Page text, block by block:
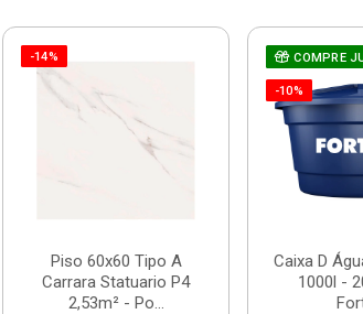
-14%
Piso 60x60 Tipo A
Carrara Statuario P4
2,53m² - Po...
COMPRE
-10%
Caixa D
1000l -